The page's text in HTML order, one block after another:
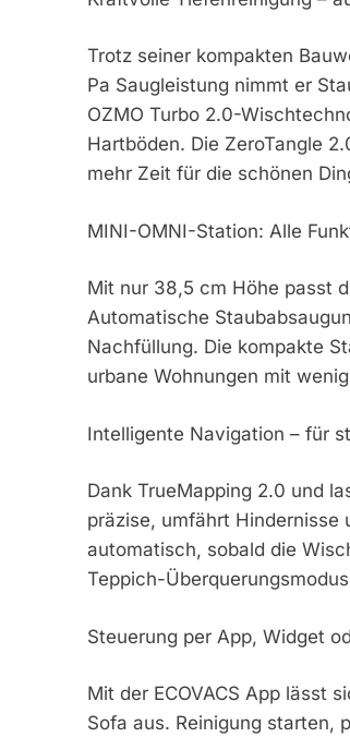
Trotz seiner kompakten
Pa Saugleistung nimmt er
OZMO Turbo 2.0-
Hartböden. Die ZeroTangle
mehr Zeit für die schönen
MINI-OMNI-Station: Alle
Mit nur 38,5 cm Höhe passt
Automatische
Nachfüllung. Die kompakte
urbane Wohnungen mit
Intelligente Navigation – für
Dank TrueMapping 2.0 und
präzise, umfährt
automatisch, sobald die
Teppich-
Steuerung per App, Widget
Mit der ECOVACS App lässt
Sofa aus. Reinigung starten,